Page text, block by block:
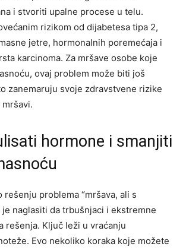
i stvoriti upalne procese u telu.
rizikom od dijabetesa tipa 2,
jetre, hormonalnih poremećaja i
karcinoma. Za mršave osobe koje
ovaj problem može biti još
zanemaruju svoje zdravstvene rizike
hormone i smanjiti
rešenju problema “mršava, ali s
je naglasiti da trbušnjaci i ekstremne
rešenja. Ključ leži u vraćanju
Evo nekoliko koraka koje možete